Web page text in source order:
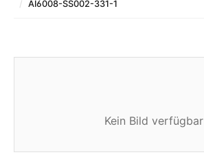
AI6008-SS002-331-1
Kein Bild verfügbar